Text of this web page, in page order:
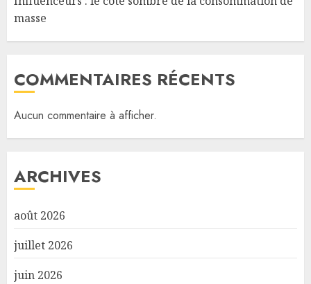
masse
COMMENTAIRES RÉCENTS
Aucun commentaire à afficher.
ARCHIVES
août 2026
juillet 2026
juin 2026